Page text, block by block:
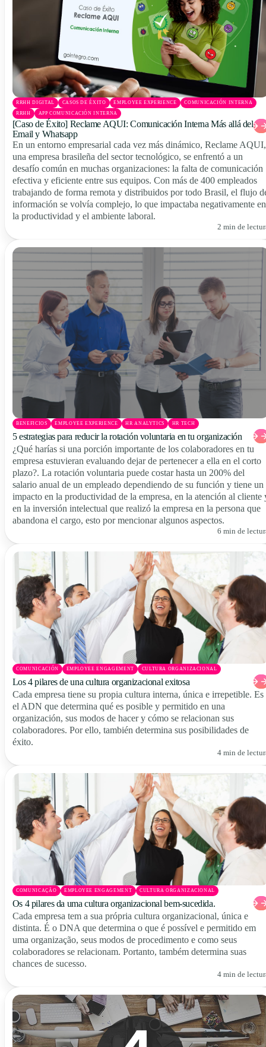
RRHH DIGITAL CASOS DE ÉXITO EMPLOYEE EXPERIENCE COMUNICACIÓN INTERNA
RRHH APP COMUNICACIÓN INTERNA
[Caso de Éxito] Reclame AQUI: Comunicación Interna Más allá del
Email y Whatsapp
En un entorno empresarial cada vez más dinámico, Reclame AQUI,
una empresa brasileña del sector tecnológico, se enfrentó a un
desafío común en muchas organizaciones: la falta de comunicación
efectiva y eficiente entre sus equipos. Con más de 400 empleados
trabajando de forma remota y distribuidos por todo Brasil, el flujo
información se volvía complejo, lo que impactaba negativamente en
la productividad y el ambiente laboral.
2 min de
BENEFICIOS EMPLOYEE EXPERIENCE HR ANALYTICS HR TECH
5 estrategias para reducir la rotación voluntaria en tu organización
¿Qué harías si una porción importante de los colaboradores en tu
empresa estuvieran evaluando dejar de pertenecer a ella en el corto
plazo?. La rotación voluntaria puede costar hasta un 200% del
salario anual de un empleado dependiendo de su función y tiene un
impacto en la productividad de la empresa, en la atención al cliente
en la inversión intelectual que realizó la empresa en la persona que
abandona el cargo, esto por mencionar algunos aspectos.
6 min de
COMUNICACIÓN EMPLOYEE ENGAGEMENT CULTURA ORGANIZACIONAL
Los 4 pilares de una cultura organizacional exitosa
Cada empresa tiene su propia cultura interna, única e irrepetible. Es
el ADN que determina qué es posible y permitido en una
organización, sus modos de hacer y cómo se relacionan sus
colaboradores. Por ello, también determina sus posibilidades de
éxito.
4 min de
COMUNICAÇÃO EMPLOYEE ENGAGEMENT CULTURA ORGANIZACIONAL
Os 4 pilares da uma cultura organizacional bem-sucedida.
Cada empresa tem a sua própria cultura organizacional, única e
distinta. É o DNA que determina o que é possível e permitido em
uma organização, seus modos de procedimento e como seus
colaboradores se relacionam. Portanto, também determina suas
chances de sucesso.
4 min de